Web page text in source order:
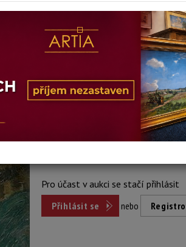
05.06.2024 20:51
Dosažená cena:
přihlášení
Vyvolávací cena: 1 900 Kč
Pro účast v aukci se stačí přihlásit
Přihlásit se
nebo